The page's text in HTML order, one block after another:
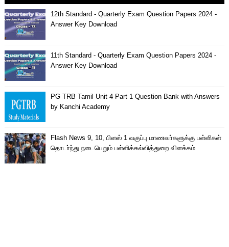
12th Standard - Quarterly Exam Question Papers 2024 -
Answer Key Download
11th Standard - Quarterly Exam Question Papers 2024 -
Answer Key Download
PG TRB Tamil Unit 4 Part 1 Question Bank with Answers
by Kanchi Academy
Flash News 9, 10, பிளஸ் 1 வகுப்பு மாணவா்களுக்கு பள்ளிகள்
தொடா்ந்து நடைபெறும் பள்ளிக்கல்வித்துறை விளக்கம்